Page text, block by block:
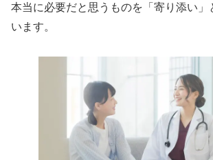
本当に必要だと思うものを「寄り添い」
います。